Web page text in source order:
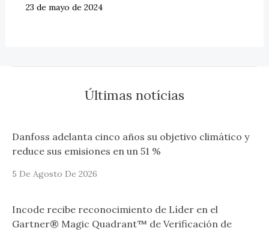
23 de mayo de 2024
Últimas notícias
Danfoss adelanta cinco años su objetivo climático y
reduce sus emisiones en un 51 %
5 De Agosto De 2026
Incode recibe reconocimiento de Líder en el
Gartner® Magic Quadrant™ de Verificación de